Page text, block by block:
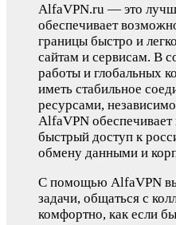
AlfaVPN.ru — это
обеспечивает
границы быстро и
сайтам и сервисам. В
работы и глобальных
иметь стабильное
ресурсами,
AlfaVPN обеспечивает
быстрый доступ к
обмену данными и
С помощью AlfaVPN
задачи, общаться с
комфортно, как если